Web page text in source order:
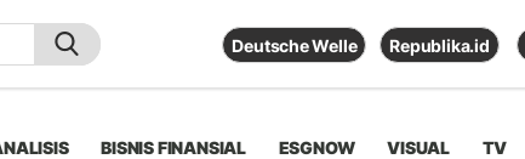
Deutsche Welle Republika.id
BISNIS FINANSIAL ESGNOW VISUAL TV